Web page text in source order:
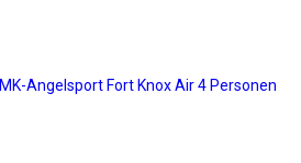
MK-Angelsport Fort Knox Air 4 Personen